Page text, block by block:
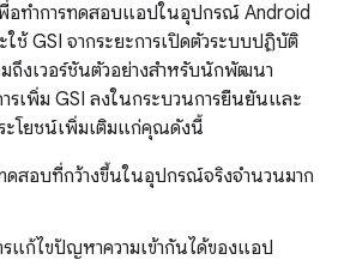
อทำการทดสอบแอปในอุปกรณ์ Android
ช้ GSI จากระยะการเปิดตัวระบบปฏิบัติ
มถึงเวอร์ชันตัวอย่างสำหรับนักพัฒนา
รเพิ่ม GSI ลงในกระบวนการยืนยันและ
ะโยชน์เพิ่มเติมแก่คุณดังนี้
ดสอบที่กว้างขึ้นในอุปกรณ์จริงจำนวนมาก
รแก้ไขปัญหาความเข้ากันได้ของแอป